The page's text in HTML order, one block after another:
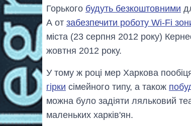
Горького будуть безкоштовними
А от забезпечити роботу Wi-Fi
міста (23 серпня 2012 року)
жовтня 2012 року.
У тому ж році мер Харкова
гірки сімейного типу, а також
можна було задіяти ляльковий
маленьких харків'ян.